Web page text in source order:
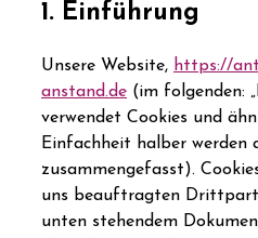
1. Einführung
Unsere Website, https://
anstand.de (im folgenden:
verwendet Cookies und
Einfachheit halber werden
zusammengefasst).
uns beauftragten
unten stehendem